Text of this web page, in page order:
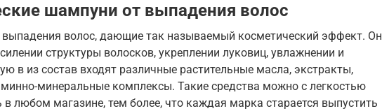
шампуни от выпадения волос
волос, дающие так называемый косметический эффект. Он
структуры волосков, укреплении луковиц, увлажнении и
в из состав входят различные растительные масла, экстракты,
минеральные комплексы. Такие средства можно с легкостью
в любом магазине, тем более, что каждая марка старается выпустить